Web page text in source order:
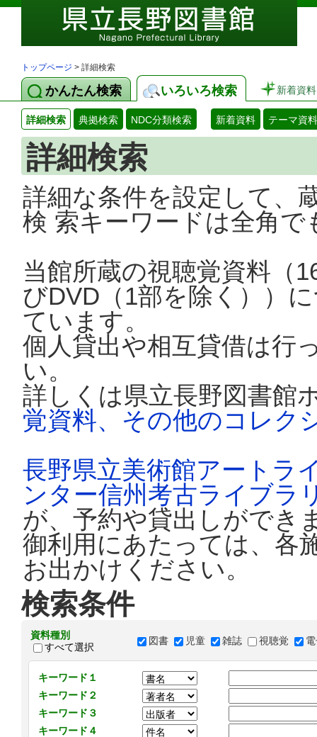
トップページ > 詳細検索
かんたん検索 いろいろ検索 新着資料
詳細検索 典拠検索 NDC分類検索 新着資料 テーマ資料
詳細検索
詳細な条件を設定して、
検 索キーワードは全角
当館所蔵の視聴覚資料（
びDVD（1部を除く））
ています。
個人貸出や相互貸借は行
い。
詳しくは県立長野図書館
覚資料、その他のコレク
長野県立美術館アートラ
ンター信州考古ライブラ
が、予約や貸出しができ
御利用にあたっては、各
お出かけください。
検索条件
資料種別
すべて選択
図書 児童 雑誌 視聴覚
キーワード１
キーワード２
キーワード３
キーワード４